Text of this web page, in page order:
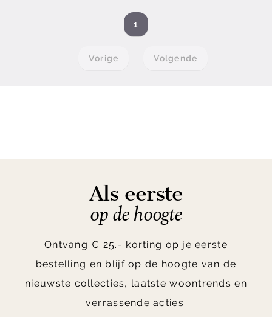
Vorige
1
Volgende
Als eerste
op de hoogte
Ontvang € 25.- korting op je eerste
bestelling en blijf op de hoogte van de
nieuwste collecties, laatste woontrends en
verrassende acties.